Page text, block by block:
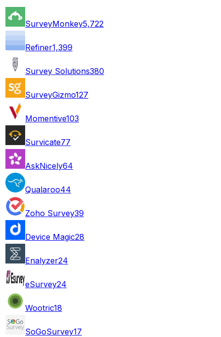
SurveyMonkey5,722
Refiner1,399
Survey Solutions380
SurveyGizmo127
Momentive103
Survicate77
AskNicely64
Qualaroo44
Zoho Survey39
Device Magic28
Enalyzer24
eSurvey24
Wootric18
SoGoSurvey17